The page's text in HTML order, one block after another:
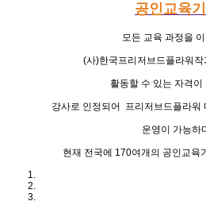
공인교육
모든 교육 과정을
(사)한국프리저브드플라워작
활동할 수 있는 자격이
강사로 인정되어 프리저브드플라워
운영이 가능하
현재 전국에 170여개의 공인교육